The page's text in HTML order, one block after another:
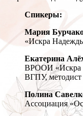
Спикеры:
Мария
«Искра
Екатерина
ВРООИ «Искра
ВГПУ,
Полина
Ассоциация